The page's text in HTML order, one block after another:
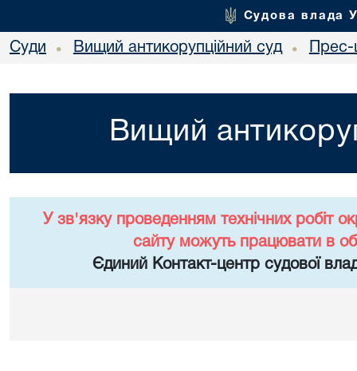
Судова влада
Суди • Вищий антикорупційний суд •
Вищий
У зв'язку проведенням технічних робіт
сайту можуть працювати в
Єдиний Контакт-центр судової